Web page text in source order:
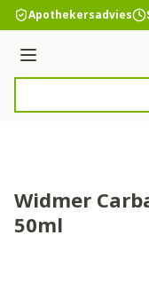
Ga naar de inhoud
Apothekersadvies
Menu
Widmer
50ml